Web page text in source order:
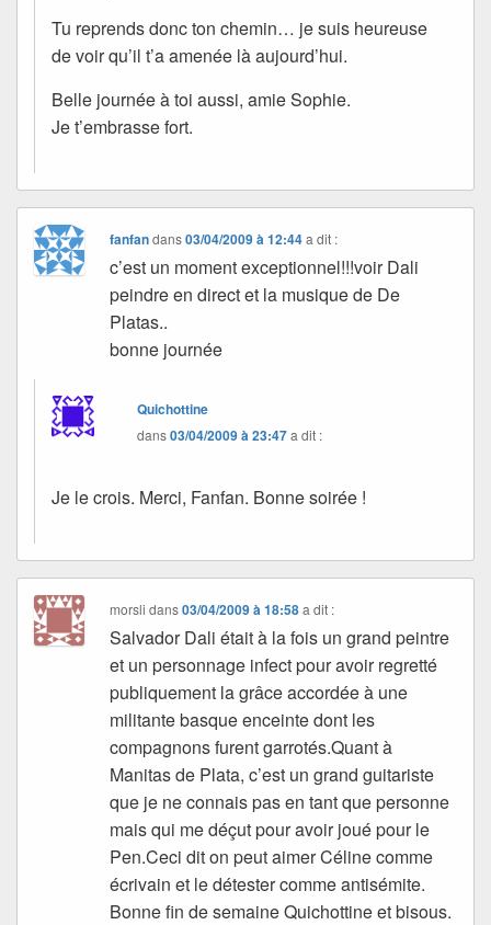
Tu reprends donc ton chemin… je suis heureuse
de voir qu’il t’a amenée là aujourd’hui.
Belle journée à toi aussi, amie Sophie.
Je t’embrasse fort.
fanfandans03/04/2009 à 12:44 a dit :
c’est un moment exceptionnel!!!voir Dali
peindre en direct et la musique de De
Platas..
bonne journée
Quichottine
dans03/04/2009 à 23:47a dit :
Je le crois. Merci, Fanfan. Bonne soirée !
morsli dans03/04/2009 à 18:58 a dit :
Salvador Dali était à la fois un grand peintre
et un personnage infect pour avoir regretté
publiquement la grâce accordée à une
militante basque enceinte dont les
compagnons furent garrotés.Quant à
Manitas de Plata, c’est un grand guitariste
que je ne connais pas en tant que personne
mais qui me déçut pour avoir joué pour le
Pen.Ceci dit on peut aimer Céline comme
écrivain et le détester comme antisémite.
Bonne fin de semaine Quichottine et bisous.